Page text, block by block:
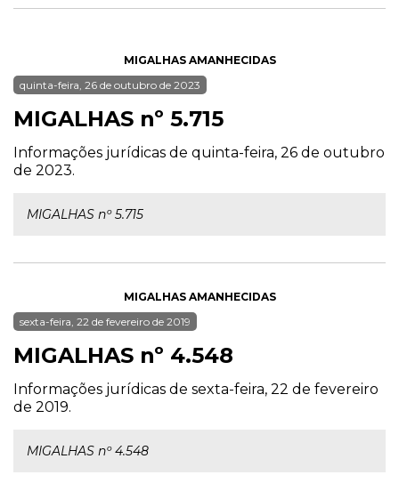
MIGALHAS AMANHECIDAS
quinta-feira, 26 de outubro de 2023
MIGALHAS nº 5.715
Informações jurídicas de quinta-feira, 26 de outubro
de 2023.
MIGALHAS nº 5.715
MIGALHAS AMANHECIDAS
sexta-feira, 22 de fevereiro de 2019
MIGALHAS nº 4.548
Informações jurídicas de sexta-feira, 22 de fevereiro
de 2019.
MIGALHAS nº 4.548